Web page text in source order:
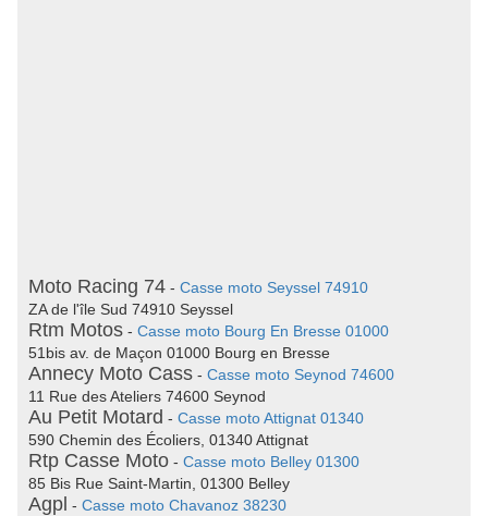
Moto Racing 74 - Casse moto Seyssel 74910
ZA de l'île Sud 74910 Seyssel
Rtm Motos - Casse moto Bourg En Bresse 01000
51bis av. de Maçon 01000 Bourg en Bresse
Annecy Moto Cass - Casse moto Seynod 74600
11 Rue des Ateliers 74600 Seynod
Au Petit Motard - Casse moto Attignat 01340
590 Chemin des Écoliers, 01340 Attignat
Rtp Casse Moto - Casse moto Belley 01300
85 Bis Rue Saint-Martin, 01300 Belley
Agpl - Casse moto Chavanoz 38230